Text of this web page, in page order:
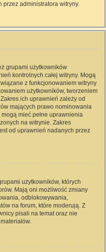
administratora witryny.
grupami użytkowników
kontrolnych całej witryny. Mogą
z funkcjonowaniem witryny
użytkowników, tworzeniem
ich uprawnień zależy od
mających prawo nominowania
mieć pełne uprawnienia
na witrynie. Zakres
od uprawnień nadanych przez
użytkowników, których
Mają oni możliwość zmiany
odblokowywania,
na forum, które moderują. Z
pisali na temat oraz nie